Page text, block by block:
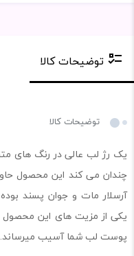
توضیحات کالا
توضیحات کالا
یک رژ لب عالی در رنگ های
چندان می کند این محصول
آرسلار مات و جوان پسند
یکی از مزیت های این محصول
پوست لب شما آسیب میرساند.